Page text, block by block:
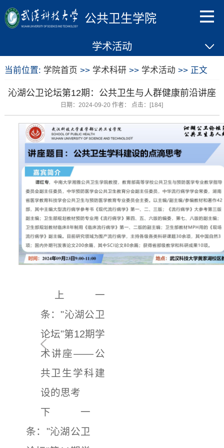
公共卫生学院
学术活动
当前位置: 学院首页 >> 学术科研 >> 学术活动 >> 正文
沁湖公卫论坛第12期：公共卫生与人群健康前沿讲座
日期：2024-09-20 作者： 点击：[184]
上一
条："沁湖公卫
论坛"第12期学
术讲座——公
共卫生学科建
设的思考
下一
条："沁湖公卫